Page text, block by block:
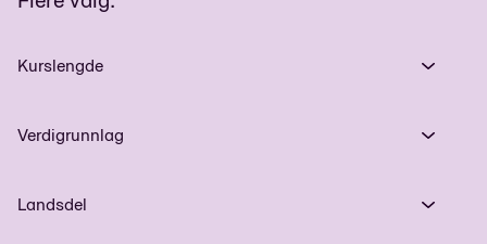
Kurslengde
Verdigrunnlag
Landsdel